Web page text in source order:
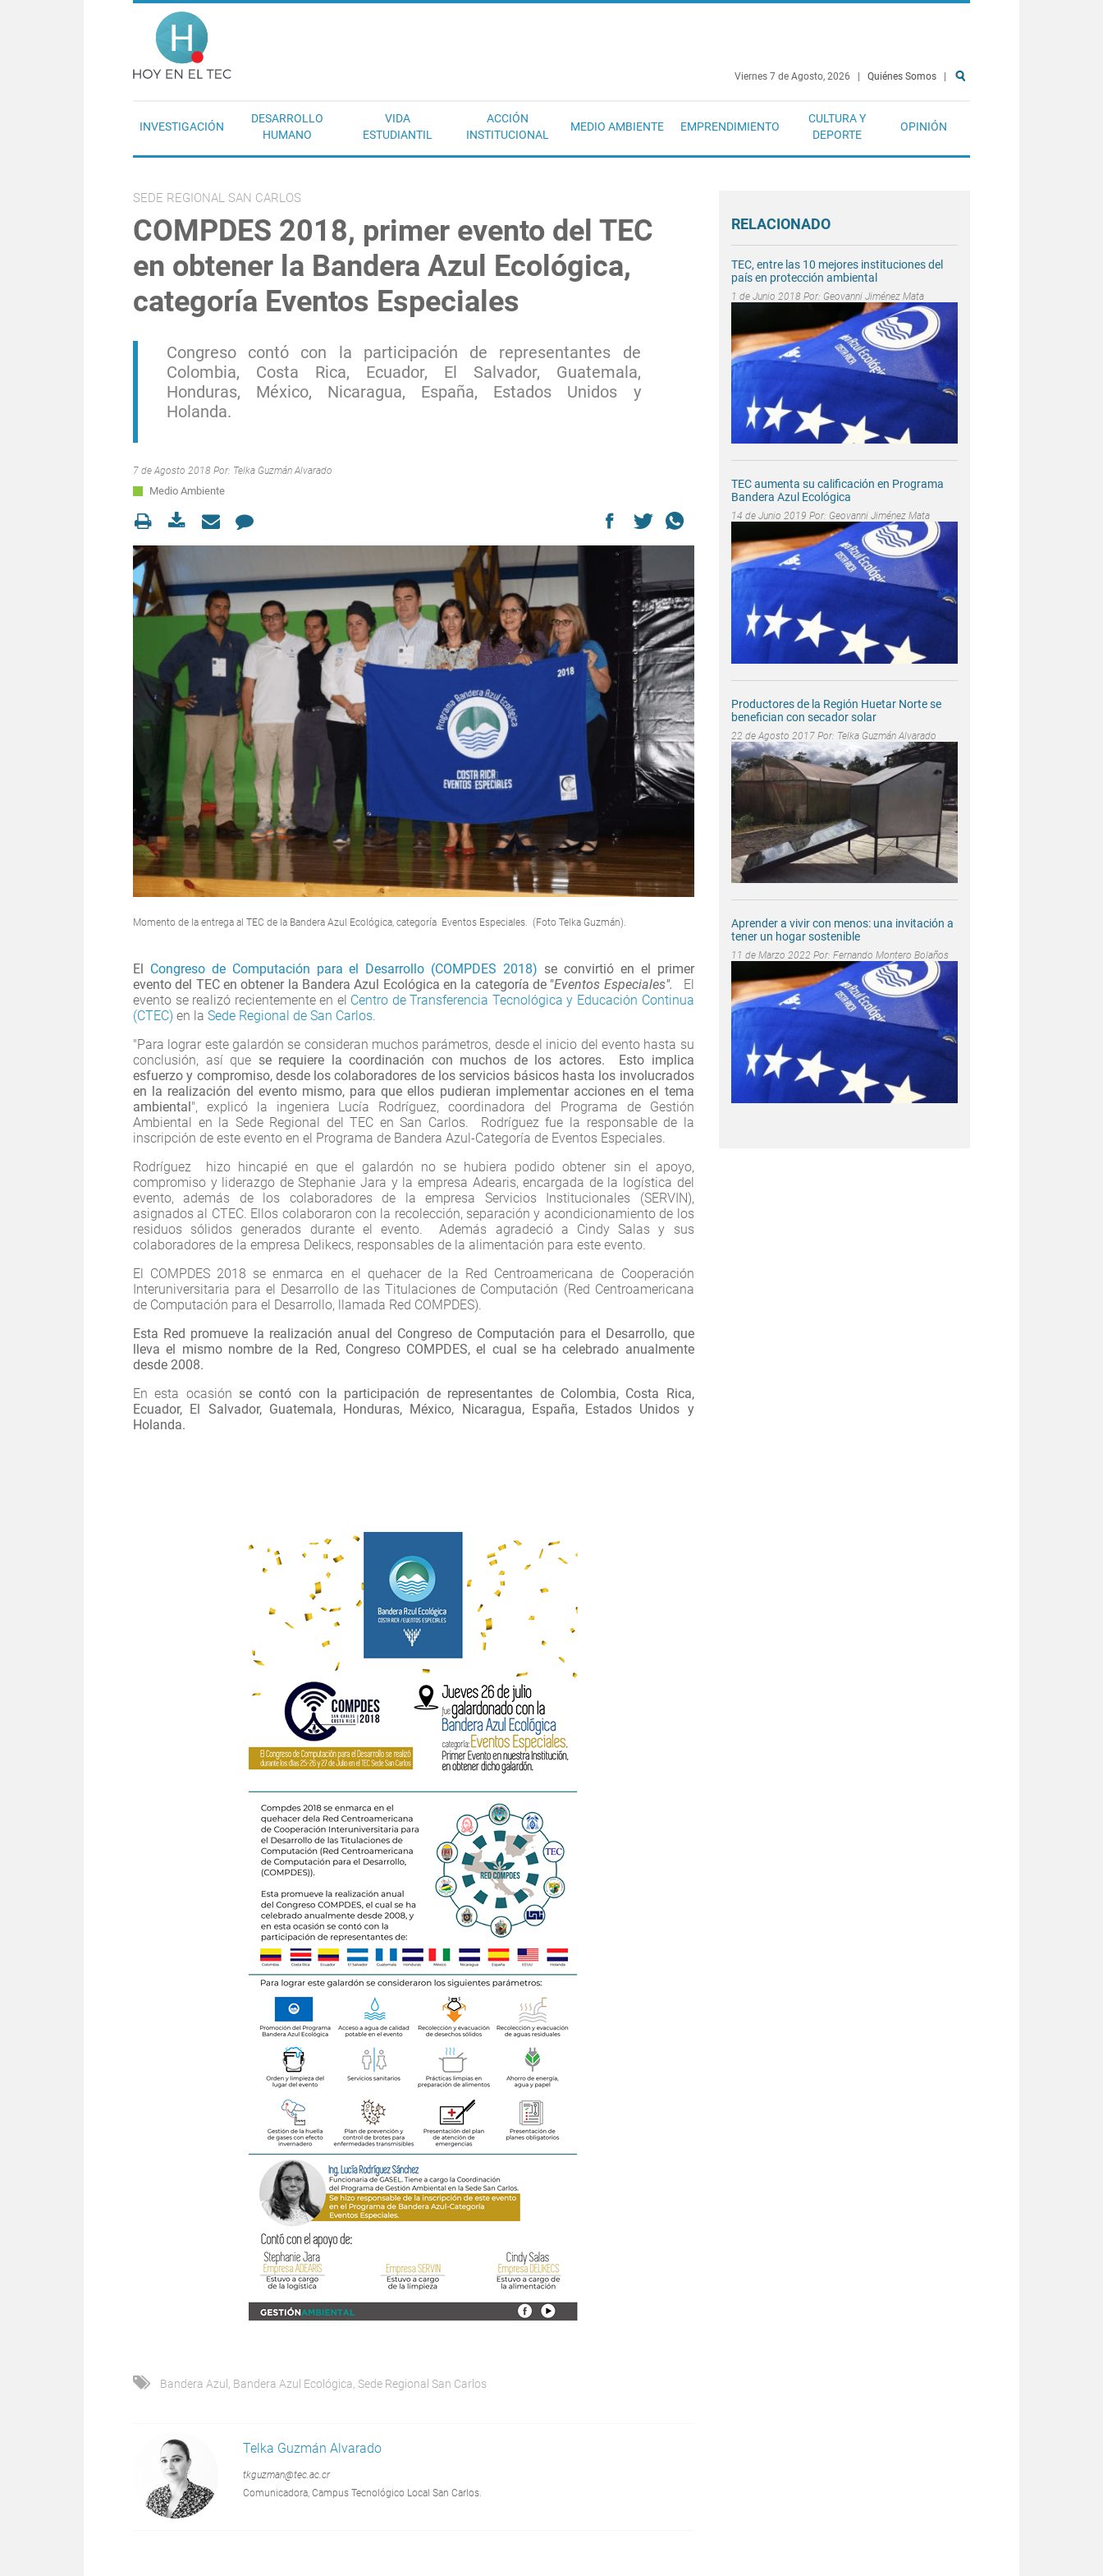
Pasar al contenido principal
Viernes 7 de Agosto, 2026 Quiénes Somos
INVESTIGACIÓN
DESARROLLO
HUMANO
VIDA
ESTUDIANTIL
ACCIÓN
INSTITUCIONAL
MEDIO AMBIENTE EMPRENDIMIENTO
CULTURA Y
DEPORTE
OPINIÓN
SEDE REGIONAL SAN CARLOS
COMPDES 2018, primer evento del TEC
en obtener la Bandera Azul Ecológica,
categoría Eventos Especiales
Congreso contó con la participación de representantes de
Colombia, Costa Rica, Ecuador, El Salvador, Guatemala,
Honduras, México, Nicaragua, España, Estados Unidos y
Holanda.
7 de Agosto 2018 Por: Telka Guzmán Alvarado
Medio Ambiente
Momento de la entrega al TEC de la Bandera Azul Ecológica, categoría Eventos Especiales. (Foto Telka Guzmán).
El Congreso de Computación para el Desarrollo (COMPDES 2018) se convirtió en el primer
evento del TEC en obtener la Bandera Azul Ecológica en la categoría de "Eventos Especiales".
El
evento se realizó recientemente en el Centro de Transferencia Tecnológica y Educación Continua
(CTEC) en la Sede Regional de San Carlos.
"Para lograr este galardón se consideran muchos parámetros, desde el inicio del evento hasta su
conclusión, así que se requiere la coordinación con muchos de los actores. Esto implica
esfuerzo y compromiso, desde los colaboradores de los servicios básicos hasta los involucrados
en la realización del evento mismo, para que ellos pudieran implementar acciones en el tema
ambiental ", explicó la ingeniera Lucía Rodríguez, coordinadora del Programa de Gestión
Ambiental en la Sede Regional del TEC en San Carlos. Rodríguez fue la responsable de la
inscripción de este evento en el Programa de Bandera Azul-Categoría de Eventos Especiales.
Rodríguez hizo hincapié en que el galardón no se hubiera podido obtener sin el apoyo,
compromiso y liderazgo de Stephanie Jara y la empresa Adearis, encargada de la logística del
evento, además de los colaboradores de la empresa Servicios Institucionales (SERVIN),
asignados al CTEC. Ellos colaboraron con la recolección, separación y acondicionamiento de los
residuos sólidos generados durante el evento. Además agradeció a Cindy Salas y sus
colaboradores de la empresa Delikecs, responsables de la alimentación para este evento.
El COMPDES 2018 se enmarca en el quehacer de la Red Centroamericana de Cooperación
Interuniversitaria para el Desarrollo de las Titulaciones de Computación (Red Centroamericana
de Computación para el Desarrollo, llamada Red COMPDES).
Esta Red promueve la realización anual del Congreso de Computación para el Desarrollo, que
lleva el mismo nombre de la Red, Congreso COMPDES, el cual se ha celebrado anualmente
desde 2008.
En esta ocasión se contó con la participación de representantes de Colombia, Costa Rica,
Ecuador, El Salvador, Guatemala, Honduras, México, Nicaragua, España, Estados Unidos y
Holanda.
Bandera Azul , Bandera Azul Ecológica, Sede Regional San Carlos
Telka Guzmán Alvarado
tkguzman@tec.ac.cr
Comunicadora, Campus Tecnológico Local San Carlos.
RELACIONADO
TEC, entre las 10 mejores instituciones del
país en protección ambiental
1 de Junio 2018 Por: Geovanni Jiménez Mata
TEC aumenta su calificación en Programa
Bandera Azul Ecológica
14 de Junio 2019 Por: Geovanni Jiménez Mata
Productores de la Región Huetar Norte se
benefician con secador solar
22 de Agosto 2017 Por: Telka Guzmán Alvarado
Aprender a vivir con menos: una invitación a
tener un hogar sostenible
11 de Marzo 2022 Por: Fernando Montero Bolaños